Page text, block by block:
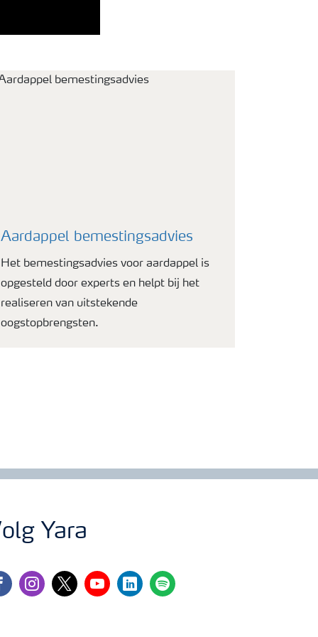
Aardappel bemestingsadvies
Het bemestingsadvies voor aardappel is
opgesteld door experts en helpt bij het
realiseren van uitstekende
oogstopbrengsten.
Yara
instagram
twitteryoutubelinkedinspotify